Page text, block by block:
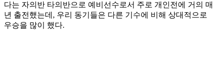
다는 자의반 타의반으로 예비선수로서 주로 개인전에 거의 매
년 출전했는데, 우리 동기들은 다른 기수에 비해 상대적으로
우승을 많이 했다.